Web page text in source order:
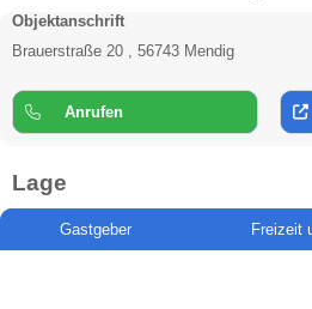
Objektanschrift
Brauerstraße 20 , 56743 Mendig
Anrufen
Lage
Gastgeber Freizeit